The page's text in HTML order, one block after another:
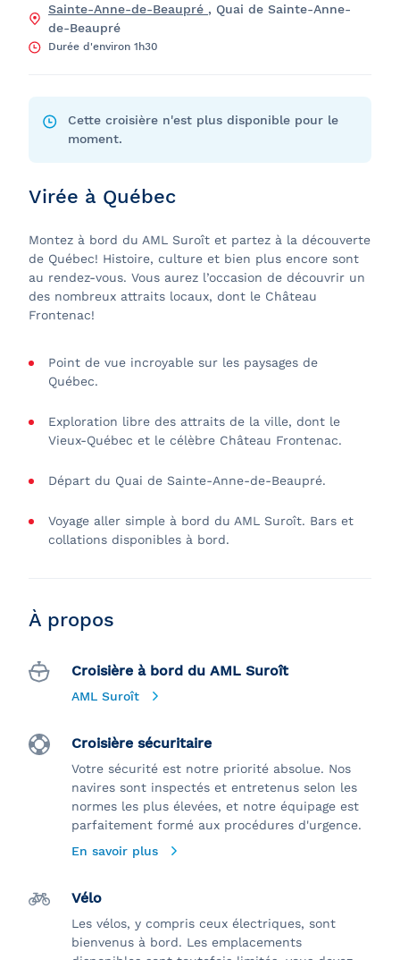
Sainte-Anne-de-Beaupré , Quai de Sainte-Anne-
de-Beaupré
Durée d'environ 1h30
Cette croisière n'est plus disponible pour le
moment.
Virée à Québec
Montez à bord du AML Suroît et partez à la découverte
de Québec! Histoire, culture et bien plus encore sont
au rendez-vous. Vous aurez l’occasion de découvrir un
des nombreux attraits locaux, dont le Château
Frontenac!
Point de vue incroyable sur les paysages de
Québec.
Exploration libre des attraits de la ville, dont le
Vieux-Québec et le célèbre Château Frontenac.
Départ du Quai de Sainte-Anne-de-Beaupré.
Voyage aller simple à bord du AML Suroît. Bars et
collations disponibles à bord.
À propos
Croisière à bord du AML Suroît
AML Suroît
Croisière sécuritaire
Votre sécurité est notre priorité absolue. Nos
navires sont inspectés et entretenus selon les
normes les plus élevées, et notre équipage est
parfaitement formé aux procédures d'urgence.
En savoir plus
Vélo
Les vélos, y compris ceux électriques, sont
bienvenus à bord. Les emplacements